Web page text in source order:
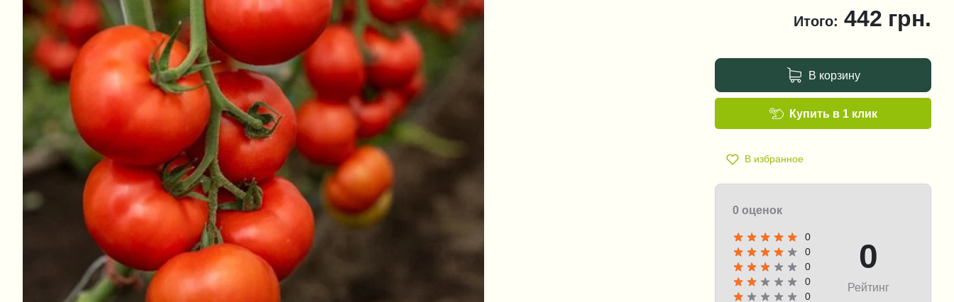
Итого: 442 грн.
В корзину
В избранное
Купить в 1 клик
0 оценок
0
0
0
0
0
0
Рейтинг